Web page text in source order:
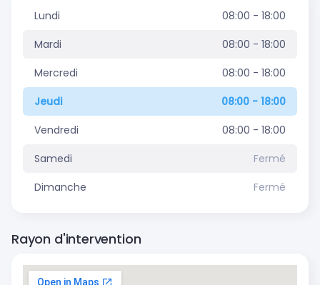
Lundi
08:00 - 18:00
Mardi
08:00 - 18:00
Mercredi
08:00 - 18:00
Jeudi
08:00 - 18:00
Vendredi
08:00 - 18:00
Samedi
Fermé
Dimanche
Fermé
Rayon d'intervention